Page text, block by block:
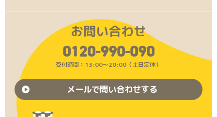
お問い合わせ
0120-990-090
受付時間：13:00〜20:00（土日定休）
メールで問い合わせする